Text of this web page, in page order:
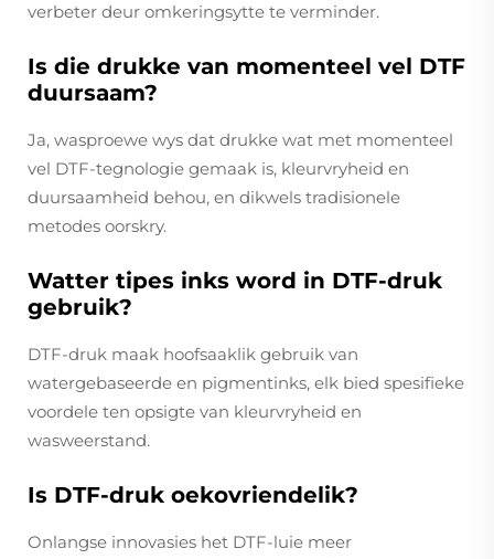
verbeter deur omkeringsytte te verminder.
Is die drukke van momenteel vel DTF
duursaam?
Ja, wasproewe wys dat drukke wat met momenteel
vel DTF-tegnologie gemaak is, kleurvryheid en
duursaamheid behou, en dikwels tradisionele
metodes oorskry.
Watter tipes inks word in DTF-druk
gebruik?
DTF-druk maak hoofsaaklik gebruik van
watergebaseerde en pigmentinks, elk bied spesifieke
voordele ten opsigte van kleurvryheid en
wasweerstand.
Is DTF-druk oekovriendelik?
Onlangse innovasies het DTF-luie meer